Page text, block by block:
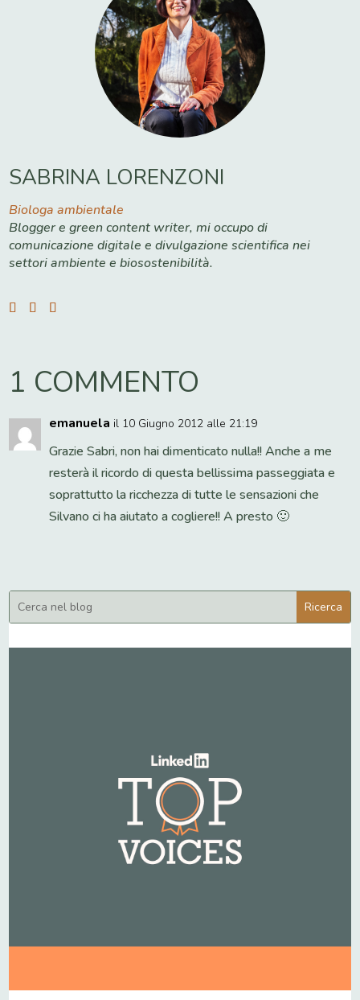
SABRINA LORENZONI
Biologa ambientale
Blogger e green content writer, mi occupo di
comunicazione digitale e divulgazione scientifica nei
settori ambiente e biosostenibilità.
1 COMMENTO
emanuela il 10 Giugno 2012 alle 21:19
Grazie Sabri, non hai dimenticato nulla!! Anche a me
resterà il ricordo di questa bellissima passeggiata e
soprattutto la ricchezza di tutte le sensazioni che
Silvano ci ha aiutato a cogliere!! A presto 🙂